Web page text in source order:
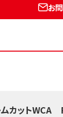
お
ムカットWCA